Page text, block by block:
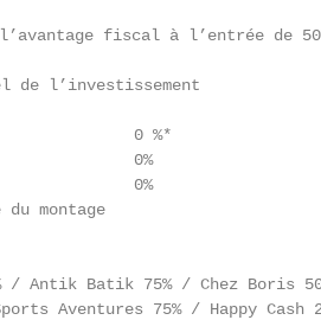
fiscal à l’entrée de
de l’investissement
0 %*
0%
0%
montage
/ Antik Batik 75% / Chez Boris
Aventures 75% / Happy Cash